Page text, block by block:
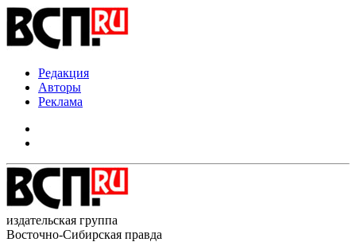
Редакция
Авторы
Реклама
издательская группа
Восточно-Сибирская правда